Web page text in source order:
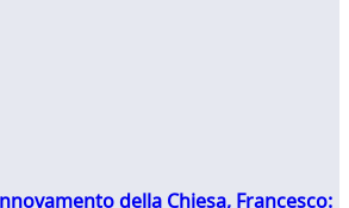
della Chiesa, Francesco: